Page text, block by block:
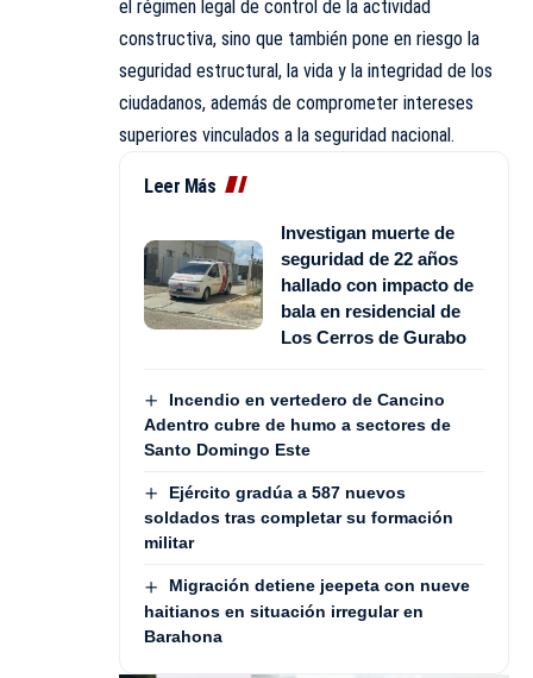
el régimen legal de control de la actividad
constructiva, sino que también pone en riesgo la
seguridad estructural, la vida y la integridad de los
ciudadanos, además de comprometer intereses
superiores vinculados a la seguridad nacional.
Leer Más
Investigan muerte de
seguridad de 22 años
hallado con impacto de
bala en residencial de
Los Cerros de Gurabo
Incendio en vertedero de Cancino
Adentro cubre de humo a sectores de
Santo Domingo Este
Ejército gradúa a 587 nuevos
soldados tras completar su formación
militar
Migración detiene jeepeta con nueve
haitianos en situación irregular en
Barahona